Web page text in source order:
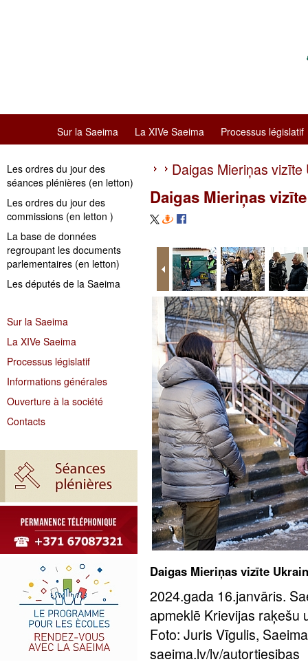
Sur la Saeima La XIVe Saeima Processus législatif
Les ordres du jour des
séances plénières (en letton)
Les ordres du jour des
commissions (en letton )
La base de données
regroupant les documents
parlementaires (en letton)
Les députés de la Saeima
Sur la Saeima
La XIVe Saeima
Processus législatif
Informations générales
Ouverture à la société
Contacts
Daigas Mieriņas vizīte
Daigas Mieriņas
Daigas Mieriņas vizīte
2024.gada 16.janvāris.
apmeklē Krievijas raķešu
Foto: Juris Vīgulis,
saeima.lv/lv/autortiesibas